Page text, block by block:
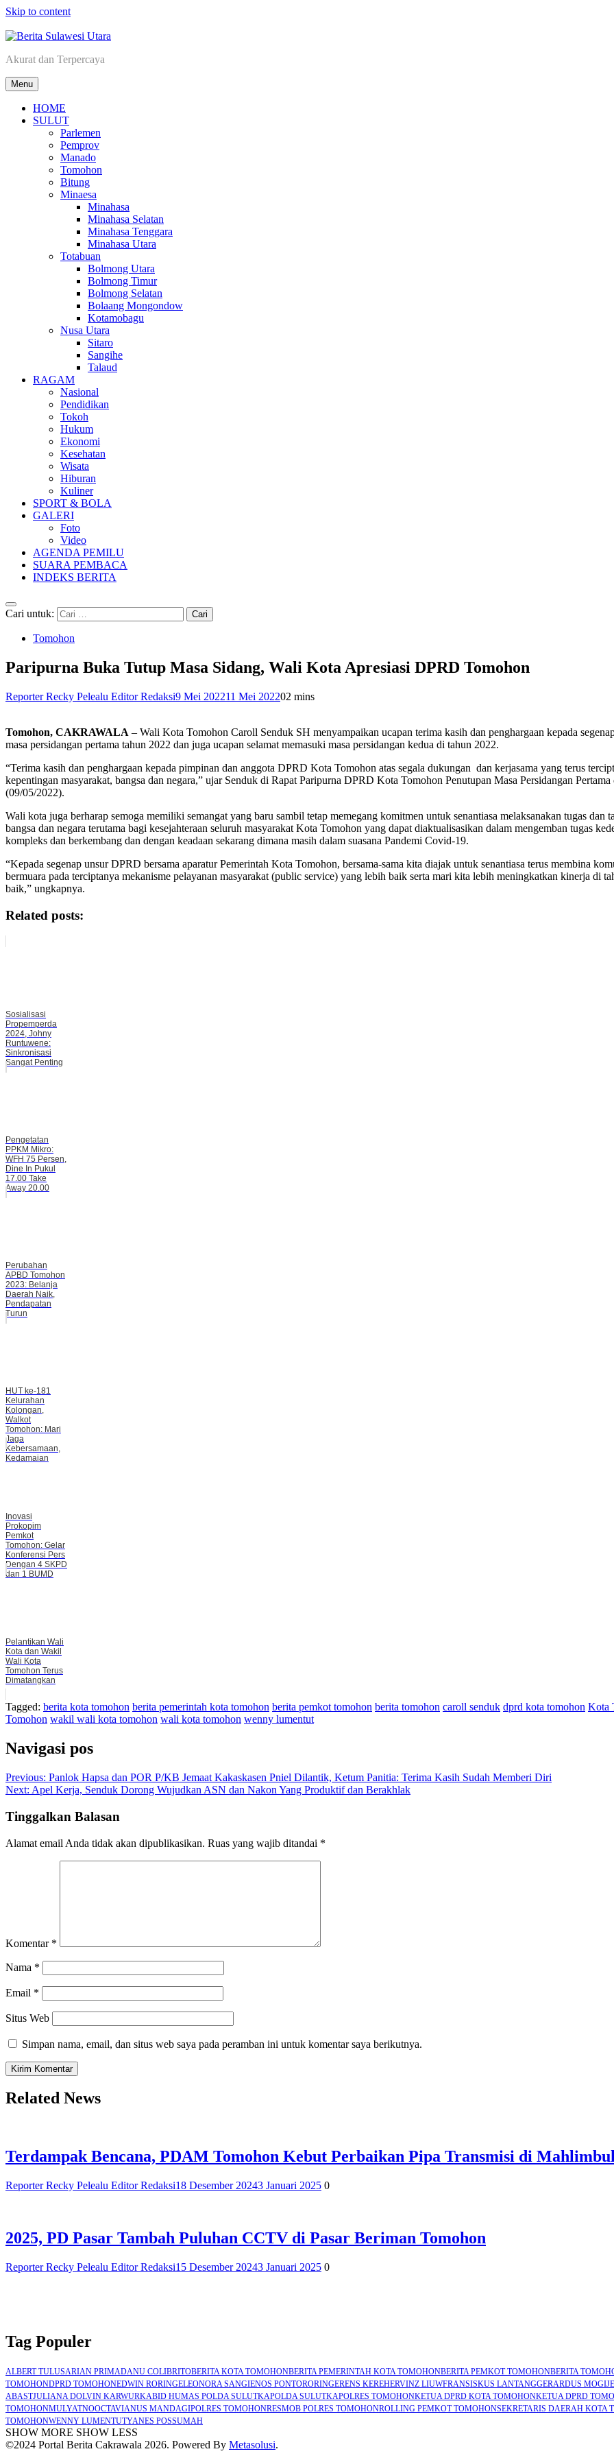
Skip to content
Berita Sulawesi Utara
Akurat dan Terpercaya
Menu
HOME
SULUT
Parlemen
Pemprov
Manado
Tomohon
Bitung
Minaesa
Minahasa
Minahasa Selatan
Minahasa Tenggara
Minahasa Utara
Totabuan
Bolmong Utara
Bolmong Timur
Bolmong Selatan
Bolaang Mongondow
Kotamobagu
Nusa Utara
Sitaro
Sangihe
Talaud
RAGAM
Nasional
Pendidikan
Tokoh
Hukum
Ekonomi
Kesehatan
Wisata
Hiburan
Kuliner
SPORT & BOLA
GALERI
Foto
Video
AGENDA PEMILU
SUARA PEMBACA
INDEKS BERITA
Cari untuk:
Tomohon
Paripurna Buka Tutup Masa Sidang, Wali Kota Apresiasi DPRD Tomohon
Reporter Recky Pelealu Editor Redaksi9 Mei 202211 Mei 202202 mins
Tomohon, CAKRAWALA – Wali Kota Tomohon Caroll Senduk SH menyampaikan ucapan terima kasih dan penghargaan kepada
masa persidangan pertama tahun 2022 dan juga ucapan selamat memasuki masa persidangan kedua di tahun 2022.
“Terima kasih dan penghargaan kepada pimpinan dan anggota DPRD Kota Tomohon atas segala dukungan dan kerjasama yang terus
kepentingan masyarakat, bangsa dan negara,” ujar Senduk di Rapat Paripurna DPRD Kota Tomohon Penutupan Masa Persidangan
(09/05/2022).
Wali kota juga berharap semoga memiliki semangat yang baru sambil tetap memegang komitmen untuk senantiasa melaksanakan tugas
bangsa dan negara terutama bagi kesejahteraan seluruh masyarakat Kota Tomohon yang dapat diaktualisasikan dalam mengemban tugas
kompleks dan berkembang dan dengan keadaan sekarang dimana masih dalam suasana Pandemi Covid-19.
“Kepada segenap unsur DPRD bersama aparatur Pemerintah Kota Tomohon, bersama-sama kita diajak untuk senantiasa terus membina
bermuara pada terciptanya mekanisme pelayanan masyarakat (public service) yang lebih baik serta mari kita lebih meningkatkan kinerja di
baik,” ungkapnya.
Related posts:
Sosialisasi
Propemperda
2024, Johny
Runtuwene:
Sinkronisasi
Sangat Penting
Pengetatan
PPKM Mikro:
WFH 75 Persen,
Dine In Pukul
17.00 Take
Away 20.00
Perubahan
APBD Tomohon
2023: Belanja
Daerah Naik,
Pendapatan
Turun
HUT ke-181
Kelurahan
Kolongan,
Walkot
Tomohon: Mari
Jaga
Kebersamaan,
Kedamaian
Inovasi
Prokopim
Pemkot
Tomohon: Gelar
Konferensi Pers
Dengan 4 SKPD
dan 1 BUMD
Pelantikan Wali
Kota dan Wakil
Wali Kota
Tomohon Terus
Dimatangkan
Tagged: berita kota tomohon berita pemerintah kota tomohon berita pemkot tomohon berita tomohon caroll senduk dprd kota tomohon Kota
Tomohon wakil wali kota tomohon wali kota tomohon wenny lumentut
Navigasi pos
Previous: Panlok Hapsa dan POR P/KB Jemaat Kakaskasen Pniel Dilantik, Ketum Panitia: Terima Kasih Sudah Memberi Diri
Next: Apel Kerja, Senduk Dorong Wujudkan ASN dan Nakon Yang Produktif dan Berakhlak
Tinggalkan Balasan
Alamat email Anda tidak akan dipublikasikan. Ruas yang wajib ditandai *
Komentar *
Nama *
Email *
Situs Web
Simpan nama, email, dan situs web saya pada peramban ini untuk komentar saya berikutnya.
Related News
Terdampak Bencana, PDAM Tomohon Kebut Perbaikan Pipa Transmisi di
Reporter Recky Pelealu Editor Redaksi18 Desember 20243 Januari 2025 0
2025, PD Pasar Tambah Puluhan CCTV di Pasar Beriman Tomohon
Reporter Recky Pelealu Editor Redaksi15 Desember 20243 Januari 2025 0
Tag Populer
ALBERT TULUSARIAN PRIMADANU COLIBRITOBERITA KOTA TOMOHONBERITA PEMERINTAH KOTA TOMOHONBERITA PEMKOT TOMOHONBERITA
TOMOHONDPRD TOMOHONEDWIN RORINGELEONORA SANGIENOS PONTORORINGERENS KEREHERVINZ LIUWFRANSISKUS LANTANGGERARDUS MOGI
ABASTJULIANA DOLVIN KARWURKABID HUMAS POLDA SULUTKAPOLDA SULUTKAPOLRES TOMOHONKETUA DPRD KOTA TOMOHONKETUA DPRD
TOMOHONMULYATNOOCTAVIANUS MANDAGIPOLRES TOMOHONRESMOB POLRES TOMOHONROLLING PEMKOT TOMOHONSEKRETARIS DAERAH KOTA
TOMOHONWENNY LUMENTUTYANES POSSUMAH
SHOW MORE SHOW LESS
©2024 Portal Berita Cakrawala 2026. Powered By Metasolusi.